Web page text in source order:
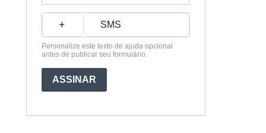
Personalize este texto de ajuda opcional
antes de publicar seu formulário.
ASSINAR